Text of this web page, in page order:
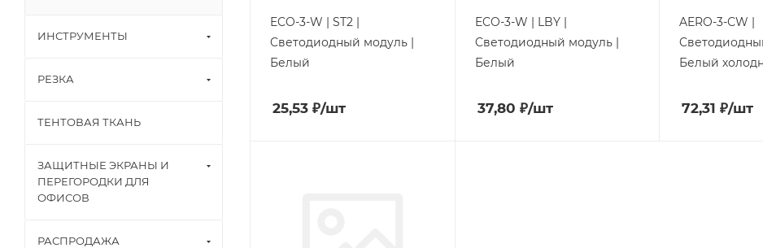
ECO-3-W | ST2 |
Cветодиодный модуль |
Белый
25,53 ₽/шт
ECO-3-W | LBY |
Cветодиодный модуль |
Белый
37,80 ₽/шт
AERO-3-СW |
Белый
72,31 ₽/шт
ИНСТРУМЕНТЫ
РЕЗКА
ТЕНТОВАЯ ТКАНЬ
ЗАЩИТНЫЕ ЭКРАНЫ И
ПЕРЕГОРОДКИ ДЛЯ
ОФИСОВ
РАСПРОДАЖА